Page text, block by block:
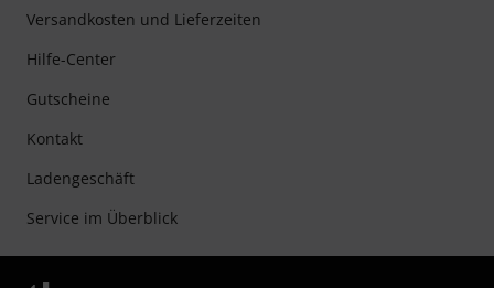
Versandkosten und Lieferzeiten
Hilfe-Center
Gutscheine
Kontakt
Ladengeschäft
Service im Überblick